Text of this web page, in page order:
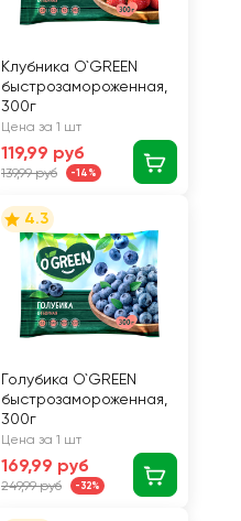
Клубника O`GREEN
быстрозамороженная,
300г
Цена за 1 шт
119,99 руб
139,99 руб -14%
4.3
Голубика O`GREEN
быстрозамороженная,
300г
Цена за 1 шт
169,99 руб
249,99 руб -32%